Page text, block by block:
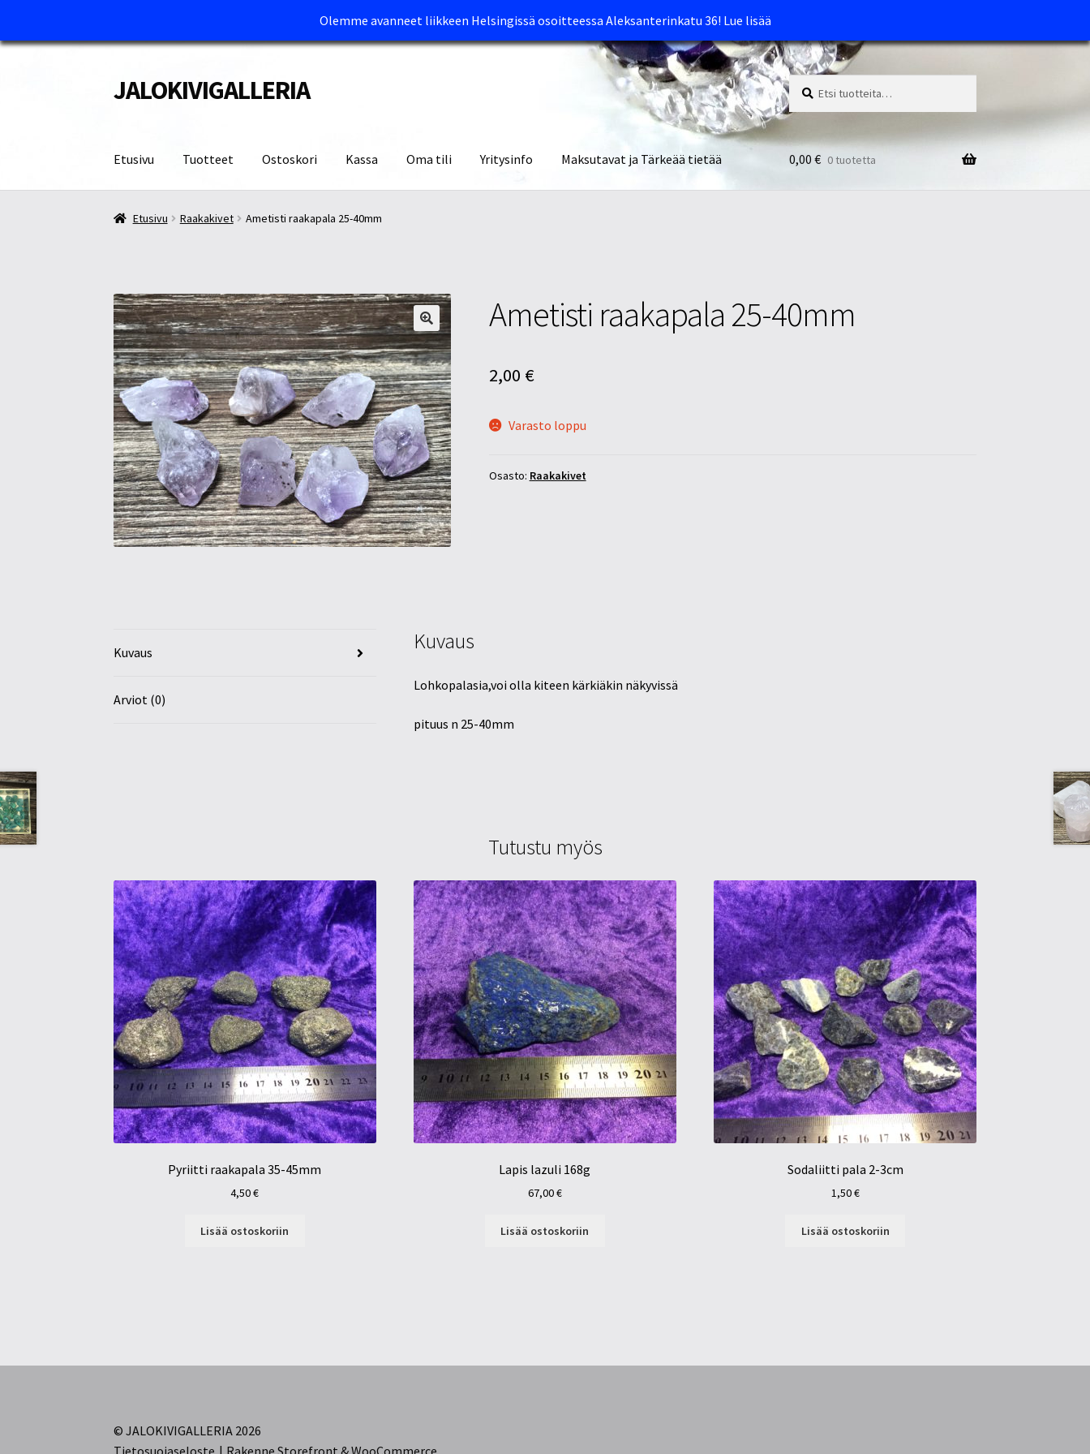
Olemme avanneet liikkeen Helsingissä osoitteessa Aleksanterinkatu 36! Lue lisää
Siirry
navigointiin
Siirry
sisältöön
JALOKIVIGALLERIA Etsi:
Haku
Etusivu Tuotteet Ostoskori Kassa Oma tili Yritysinfo Maksutavat ja Tärkeää tietää
Etusivu Kassa Maksutavat ja Tärkeää tietää Myymälät
0,00 € 0 tuotetta
Etusivu Raakakivet Ametisti raakapala 25-40mm
Ametisti raakapala 25-40mm
2,00 €
Varasto loppu
Osasto: Raakakivet
Kuvaus
Arviot (0)
Kuvaus
Lohkopalasia,voi olla kiteen kärkiäkin näkyvissä
pituus n 25-40mm
Tutustu myös
Pyriitti raakapala 35-45mm
4,50€
Lisää ostoskoriin
Lapis lazuli 168g
67,00€
Lisää ostoskoriin
Sodaliitti pala 2-3cm
1,50€
Lisää ostoskoriin
© JALOKIVIGALLERIA 2026
Tietosuojaseloste
Rakenne Storefront & WooCommerce